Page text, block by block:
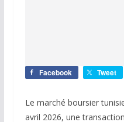
Facebook Tweet
Le marché boursier
avril 2026, une